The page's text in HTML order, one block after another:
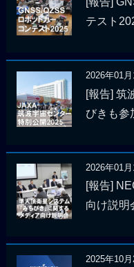
テスト
2026年01月
[報告] 筑
びきも参
2026年01月
[報告]
向け説明
2025年10月